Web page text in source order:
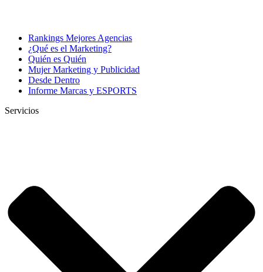
Rankings Mejores Agencias
¿Qué es el Marketing?
Quién es Quién
Mujer Marketing y Publicidad
Desde Dentro
Informe Marcas y ESPORTS
Servicios